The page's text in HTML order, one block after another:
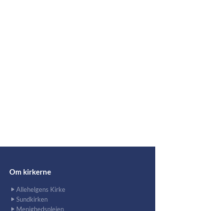
Om kirkerne
Allehelgens Kirke
Sundkirken
Menighedsplejen